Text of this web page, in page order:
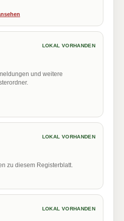
LOKAL VORHANDEN
und weitere
LOKAL VORHANDEN
zu diesem Registerblatt.
LOKAL VORHANDEN